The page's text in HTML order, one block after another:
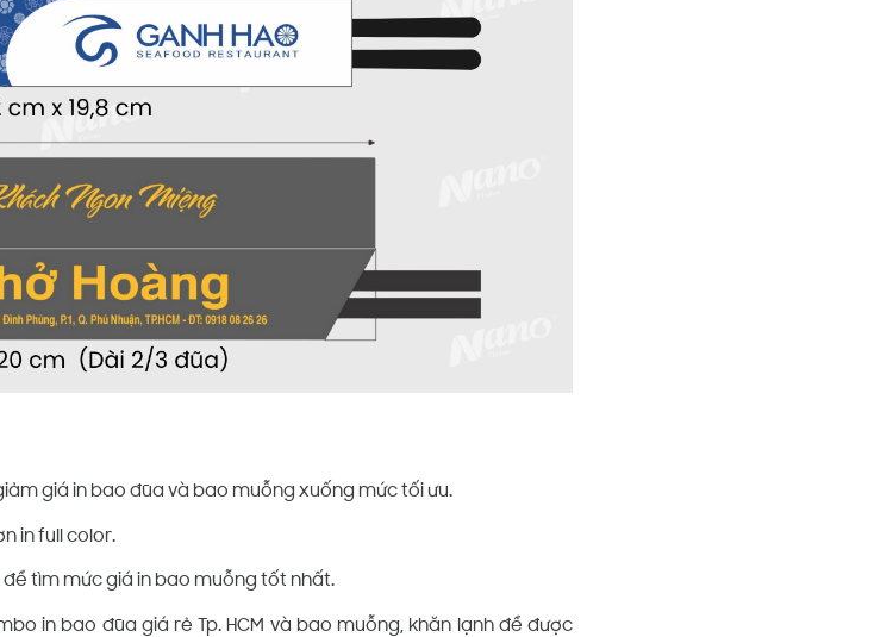
giá in bao đũa và bao muỗng xuống mức tối ưu.
in full color.
để tìm mức giá in bao muỗng tốt nhất.
in bao đũa giá rẻ Tp. HCM và bao muỗng, khăn lạnh để được